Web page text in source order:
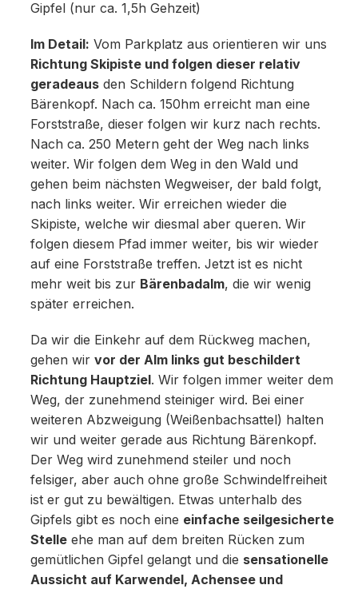
Gipfel (nur ca. 1,5h Gehzeit)
Im Detail: Vom Parkplatz aus orientieren wir uns
Richtung Skipiste und folgen dieser relativ
geradeausden Schildern folgend Richtung
Bärenkopf. Nach ca. 150hm erreicht man eine
Forststraße, dieser folgen wir kurz nach rechts.
Nach ca. 250 Metern geht der Weg nach links
weiter. Wir folgen dem Weg in den Wald und
gehen beim nächsten Wegweiser, der bald folgt,
nach links weiter. Wir erreichen wieder die
Skipiste, welche wir diesmal aber queren. Wir
folgen diesem Pfad immer weiter, bis wir wieder
auf eine Forststraße treffen. Jetzt ist es nicht
mehr weit bis zur Bärenbadalm, die wir wenig
später erreichen.
Da wir die Einkehr auf dem Rückweg machen,
gehen wir vor der Alm links gut beschildert
Richtung Hauptziel. Wir folgen immer weiter dem
Weg, der zunehmend steiniger wird. Bei einer
weiteren Abzweigung (Weißenbachsattel) halten
wir und weiter gerade aus Richtung Bärenkopf.
Der Weg wird zunehmend steiler und noch
felsiger, aber auch ohne große Schwindelfreiheit
ist er gut zu bewältigen. Etwas unterhalb des
Gipfels gibt es noch eine einfache seilgesicherte
Stelleehe man auf dem breiten Rücken zum
gemütlichen Gipfel gelangt und die sensationelle
Aussicht auf Karwendel, Achensee und